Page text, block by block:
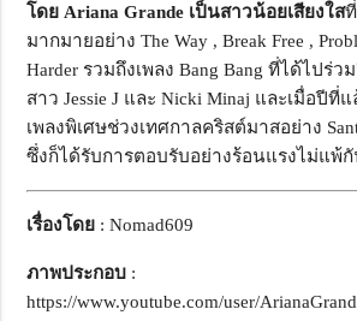
โดย Ariana Grande เป็นสาวน้อยเสียงใส
มากมายอย่าง The Way , Break Free ,
Harder รวมถึงเพลง Bang Bang ที่ได้ไปร่
สาว Jessie J และ Nicki Minaj และเมื่อปีที่
เพลงพิเศษช่วงเทศกาลคริสต์มาสอย่าง
ซึ่งก็ได้รับการตอบรับอย่างร้อนแรงไม่แพ้
เรื่องโดย : Nomad609
ภาพประกอบ :
https://www.youtube.com/user/